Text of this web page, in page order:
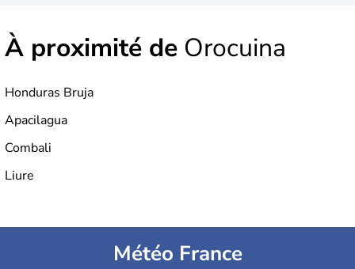
À proximité de Orocuina
Honduras Bruja
Apacilagua
Combali
Liure
Météo France